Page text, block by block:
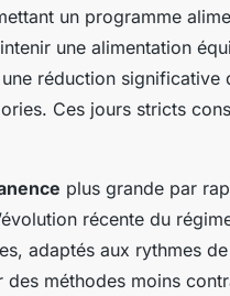
un programme
une alimentation
réduction significative
Ces jours stricts
plus grande par
récente du
adaptés aux rythmes
méthodes moins